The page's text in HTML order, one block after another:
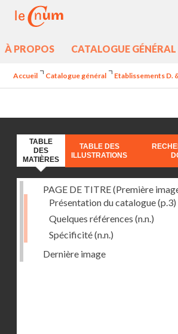
À PROPOS CATALOGUE GÉNÉRAL
Accueil Catalogue général Etablissements D.
TABLE
DES
MATIÈRES
TABLE DES
ILLUSTRATIONS
PAGE DE TITRE (Première
Présentation du catalogue(p.3)
Quelques références (n.n.)
Spécificité(n.n.)
Dernière image